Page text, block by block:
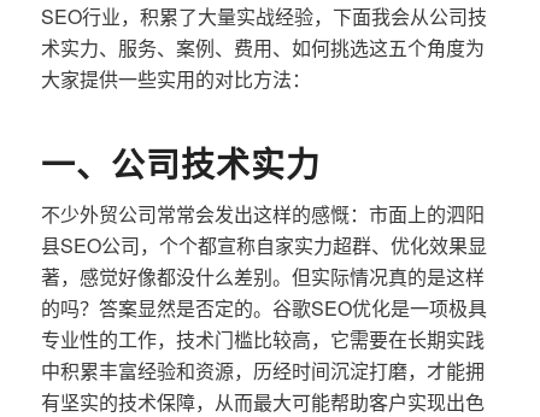
SEO行业，积累了大量实战经验，下面我会从公司技
术实力、服务、案例、费用、如何挑选这五个角度为
大家提供一些实用的对比方法：
一、公司技术实力
不少外贸公司常常会发出这样的感慨：市面上的泗阳
县SEO公司，个个都宣称自家实力超群、优化效果显
著，感觉好像都没什么差别。但实际情况真的是这样
的吗？答案显然是否定的。谷歌SEO优化是一项极具
专业性的工作，技术门槛比较高，它需要在长期实践
中积累丰富经验和资源，历经时间沉淀打磨，才能拥
有坚实的技术保障，从而最大可能帮助客户实现出色